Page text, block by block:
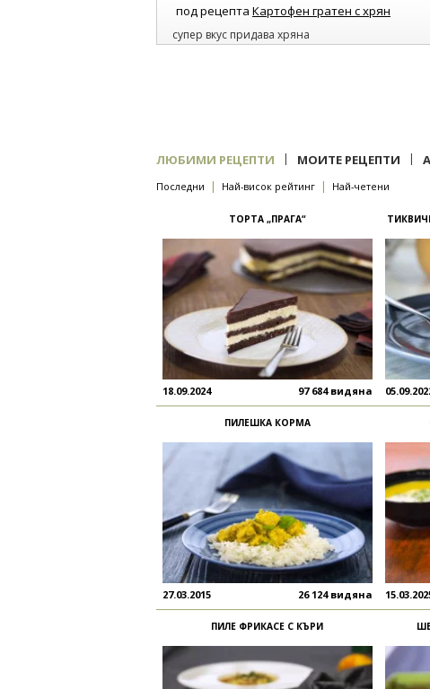
под рецепта Картофен гратен с хрян
супер вкус придава хряна
Може да се направи и с друг вид риба-защо не
5 03.02.2015
ЛЮБИМИ РЕЦЕПТИ | МОИТЕ РЕЦЕПТИ |
Последни | Най-висок рейтинг | Най-четени
ТОРТА „ПРАГА“
18.09.2024 97 684 видяна
ПИЛЕШКА КОРМА
27.03.2015 26 124 видяна
ПИЛЕ ФРИКАСЕ С КЪРИ